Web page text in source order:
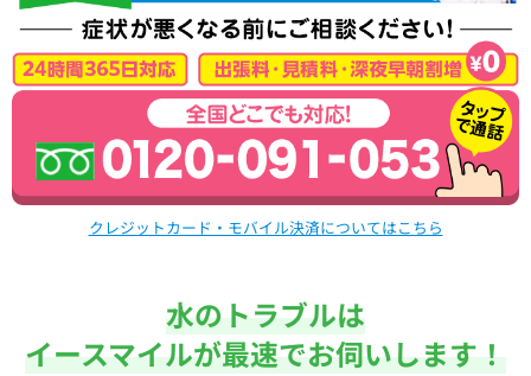
クレジットカード・モバイル決済についてはこちら
水のトラブルは
イースマイルが最速でお伺いします！